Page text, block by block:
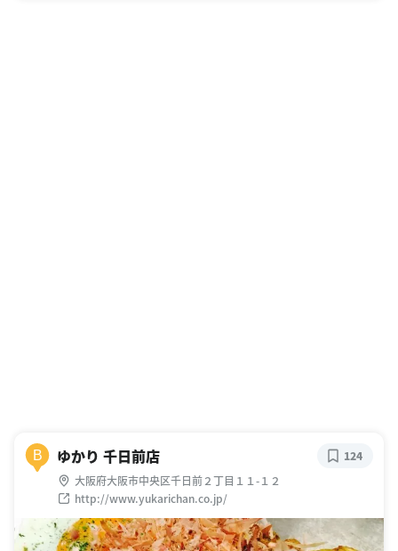
B ゆかり 千日前店
大阪府大阪市中央区千日前２丁目１１-１２
http://www.yukarichan.co.jp/
124